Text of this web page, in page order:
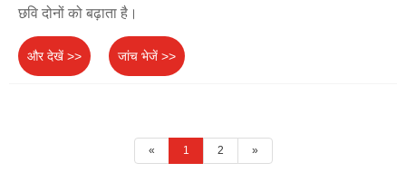
छवि दोनों को बढ़ाता है।
और देखें >> जांच भेजें >>
« 1 2 »